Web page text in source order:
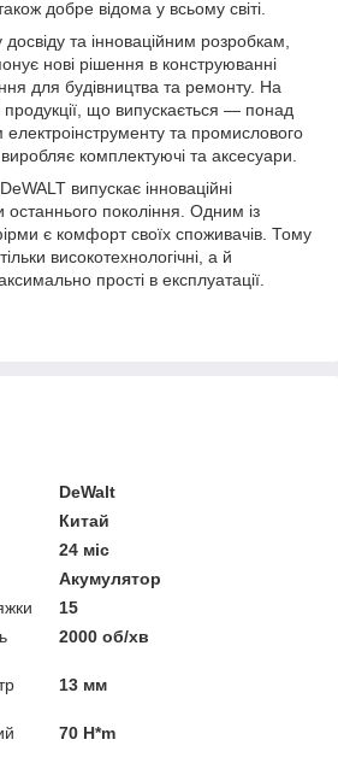
добре відома у всьому світі.
та інноваційним розробкам,
нові рішення в конструюванні
для будівництва та ремонту. На
продукції, що випускається — понад
та промислового
комплектуючі та аксесуари.
випускає інноваційні
останнього покоління. Одним із
є комфорт своїх споживачів. Тому
високотехнологічні, а й
прості в експлуатації.
DeWalt
Китай
24 міс
Акумулятор
15
2000 об/хв
13 мм
70 H*m